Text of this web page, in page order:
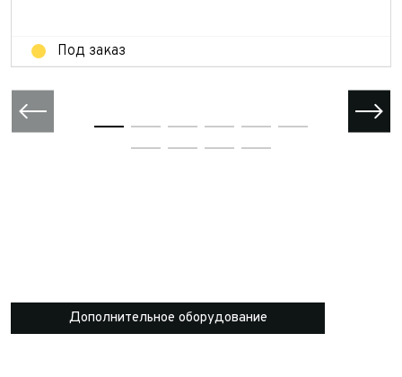
Под заказ
Дополнительное оборудование